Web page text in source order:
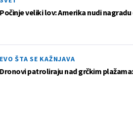
Počinje veliki lov: Amerika nudi
EVO ŠTA SE KAŽNJAVA
Dronovi patroliraju nad grčkim plažama: